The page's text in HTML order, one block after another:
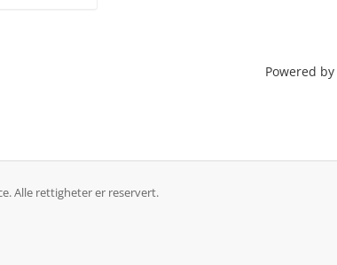
Powered by
Alle rettigheter er reservert.